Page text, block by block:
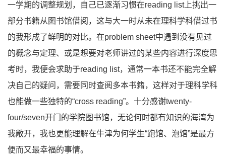
一学期的调整规划，自己已逐渐习惯在reading list上挑出一
部分书籍从图书馆借阅，这与大一时从未在理科学科借过书
的我形成了鲜明的对比。在problem sheet中遇到没有见过
的概念与定理、或是想要对老师讲过的某些内容进行深度思
考时，我便会求助于reading list，通常一本书还不能完全解
决自己的疑问，需要同时查阅多本书籍，这样对于理科学科
也能做一些独特的“cross reading”。十分感谢twenty-
four/seven开门的学院图书馆，无论何时都有知识的海湾为
我敞开，我也更能理解在牛津为何学生“跑馆、泡馆”是最方
便而又最幸福的事情。